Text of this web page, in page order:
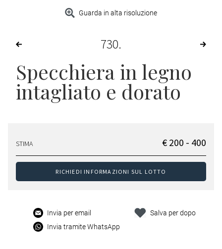
Guarda in alta risoluzione
730
Specchiera in legno
intagliato e dorato
STIMA € 200 - 400
RICHIEDI INFORMAZIONI SUL LOTTO
Invia per email
Invia tramite WhatsApp
Salva per dopo